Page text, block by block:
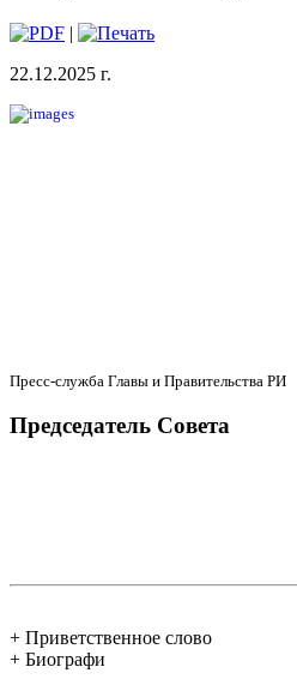
|
22.12.2025 г.
Пресс-служба Главы и Правительства РИ
Председатель Совета
+ Приветственное слово
+ Биографи